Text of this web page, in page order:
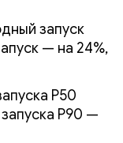
запуск
— на 24%,
P50
P90 —